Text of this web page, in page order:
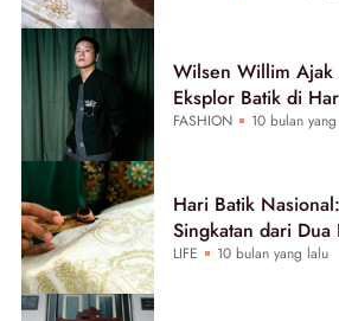
Wilsen Willim Ajak
Eksplor Batik di
FASHION 10 bulan
Hari Batik
Singkatan dari Dua
LIFE 10 bulan yang lalu